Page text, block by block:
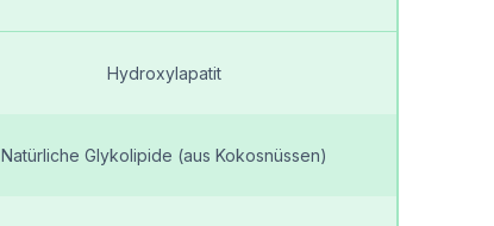
Hydroxylapatit
Natürliche Glykolipide (aus Kokosnüssen)